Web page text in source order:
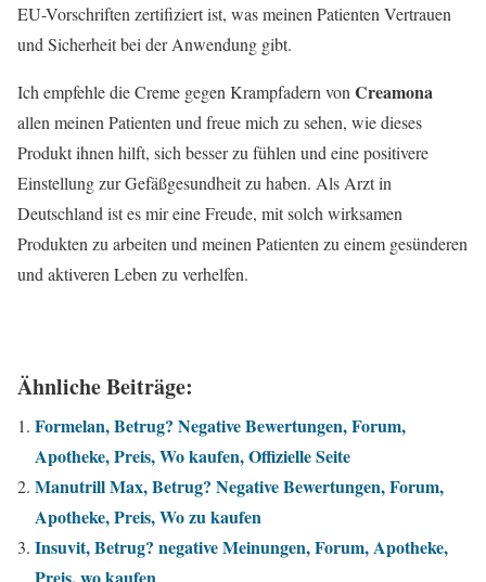
EU-Vorschriften zertifiziert ist, was meinen Patienten Vertrauen
und Sicherheit bei der Anwendung gibt.
Ich empfehle die Creme gegen Krampfadern von Creamona
allen meinen Patienten und freue mich zu sehen, wie dieses
Produkt ihnen hilft, sich besser zu fühlen und eine positivere
Einstellung zur Gefäßgesundheit zu haben. Als Arzt in
Deutschland ist es mir eine Freude, mit solch wirksamen
Produkten zu arbeiten und meinen Patienten zu einem gesünderen
und aktiveren Leben zu verhelfen.
Ähnliche Beiträge:
Formelan, Betrug? Negative Bewertungen, Forum,
Apotheke, Preis, Wo kaufen, Offizielle Seite
Manutrill Max, Betrug? Negative Bewertungen, Forum,
Apotheke, Preis, Wo zu kaufen
Insuvit, Betrug? negative Meinungen, Forum, Apotheke,
Preis, wo kaufen